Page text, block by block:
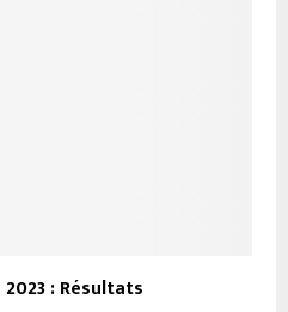
: Résultats